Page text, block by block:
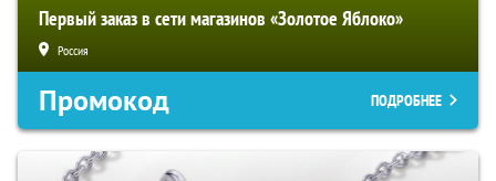
Первый заказ в сети магазинов «Золотое Яблоко»
Россия
Промокод ПОДРОБНЕЕ